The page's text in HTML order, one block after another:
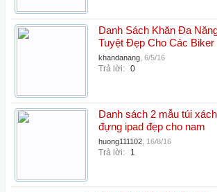
Danh Sách Khăn Đa
Tuyệt Đẹp Cho Các Biker
khandanang 6/5/16
Trả lời: 0
Danh sách 2 mẫu túi
đựng ipad đẹp cho nam
huong111102 16/8/16
Trả lời: 1